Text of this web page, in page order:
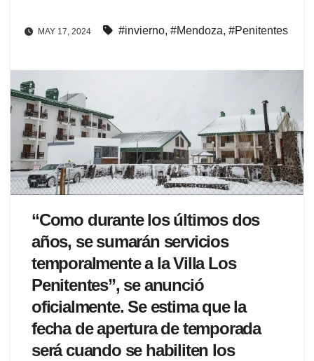
MAY 17, 2024 #invierno, #Mendoza, #Penitentes
“Como durante los últimos dos
años, se sumarán servicios
temporalmente a la Villa Los
Penitentes”, se anunció
oficialmente. Se estima que la
fecha de apertura de temporada
será cuando se habiliten los